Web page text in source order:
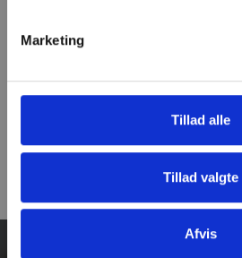
Marketing
Tillad alle
Tillad valgte
Afvis